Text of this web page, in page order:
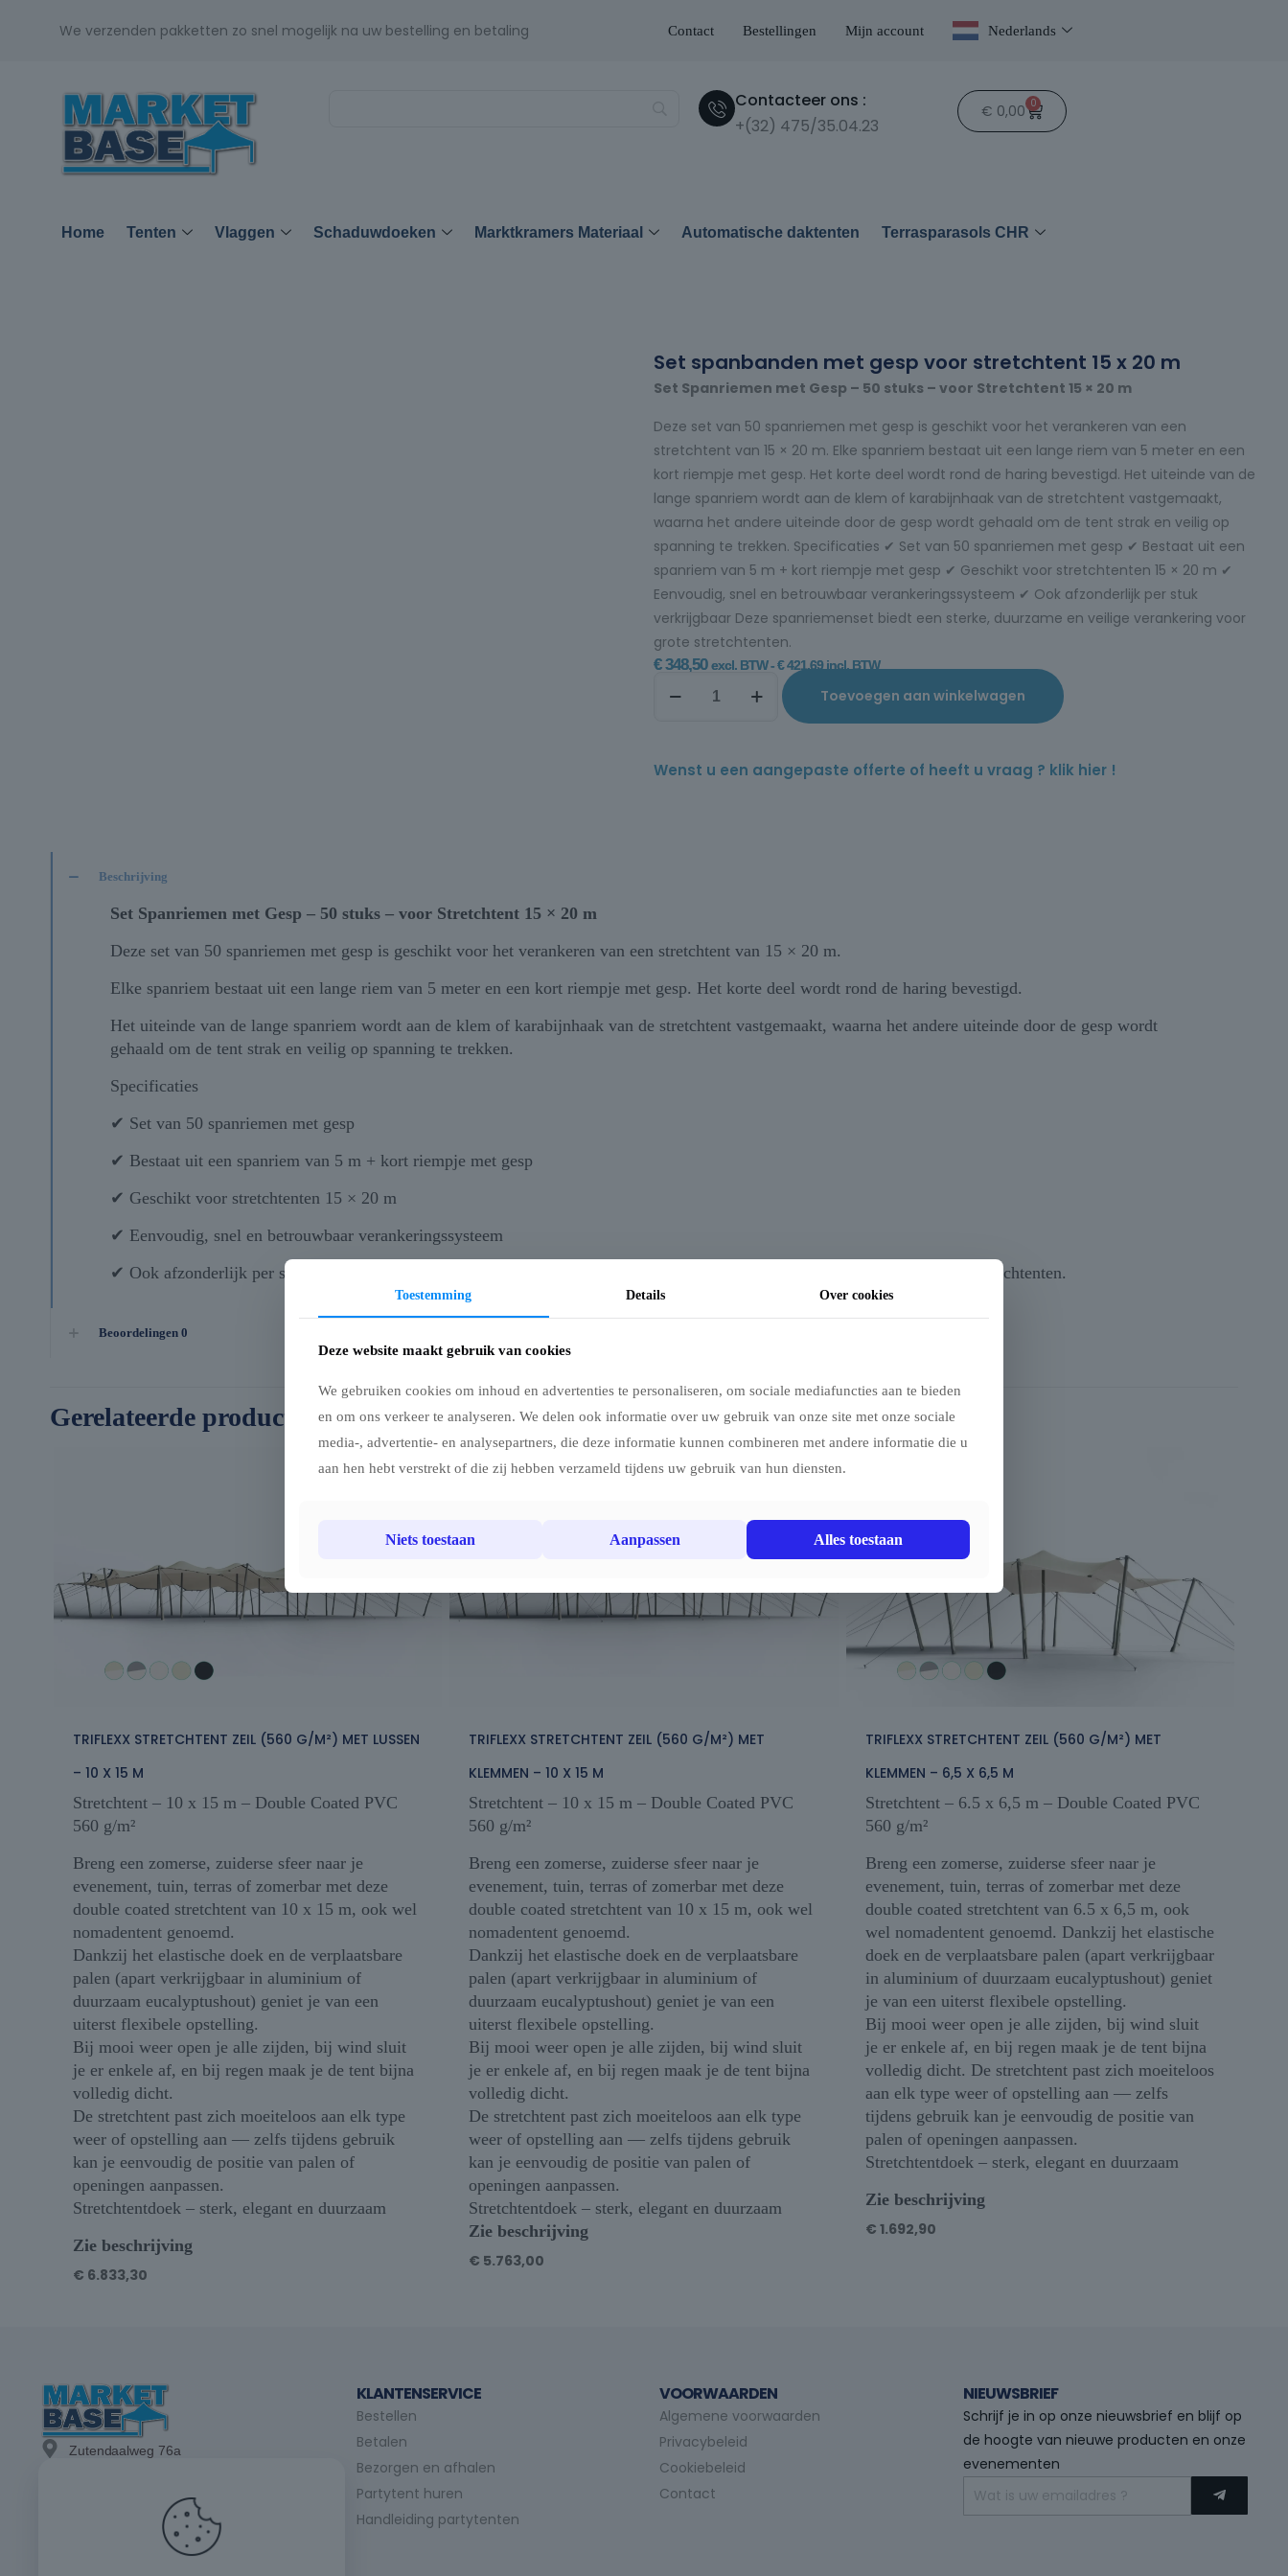
We verzenden pakketten zo snel mogelijk na uw bestelling en betaling Contact Bestellingen Mijn account Nederlands
Contacteer ons :
+(32) 475/35.04.23
€ 0,00 0
Home Tenten Vlaggen Schaduwdoeken Marktkramers Materiaal Automatische daktenten Terrasparasols CHR
Set spanbanden met gesp voor stretchtent 15 x 20 m
Set Spanriemen met Gesp – 50 stuks – voor Stretchtent 15 × 20 m
Deze set van 50 spanriemen met gesp is geschikt voor het verankeren van een
stretchtent van 15 × 20 m. Elke spanriem bestaat uit een lange riem van 5 meter en een
kort riempje met gesp. Het korte deel wordt rond de haring bevestigd. Het uiteinde van de
lange spanriem wordt aan de klem of karabijnhaak van de stretchtent vastgemaakt,
waarna het andere uiteinde door de gesp wordt gehaald om de tent strak en veilig op
spanning te trekken. Specificaties ✔ Set van 50 spanriemen met gesp ✔ Bestaat uit een
spanriem van 5 m + kort riempje met gesp ✔ Geschikt voor stretchtenten 15 × 20 m ✔
Eenvoudig, snel en betrouwbaar verankeringssysteem ✔ Ook afzonderlijk per stuk
verkrijgbaar Deze spanriemenset biedt een sterke, duurzame en veilige verankering voor
grote stretchtenten.
€348,50 excl. BTW -€421,69incl. BTW
Toevoegen aan winkelwagen
Wenst u een aangepaste offerte of heeft u vraag ? klik hier !
Beschrijving
Set Spanriemen met Gesp – 50 stuks – voor Stretchtent 15 × 20 m
Deze set van 50 spanriemen met gesp is geschikt voor het verankeren van een stretchtent van 15 × 20 m.
Elke spanriem bestaat uit een lange riem van 5 meter en een kort riempje met gesp. Het korte deel wordt rond de haring bevestigd.
Het uiteinde van de lange spanriem wordt aan de klem of karabijnhaak van de stretchtent vastgemaakt, waarna het andere uiteinde door de gesp wordt
gehaald om de tent strak en veilig op spanning te trekken.
Specificaties
✔ Set van 50 spanriemen met gesp
✔ Bestaat uit een spanriem van 5 m + kort riempje met gesp
✔ Geschikt voor stretchtenten 15 × 20 m
✔ Eenvoudig, snel en betrouwbaar verankeringssysteem
✔ Ook afzonderlijk per stuk verkrijgbaar Deze spanriemenset biedt een sterke, duurzame en veilige verankering voor grote stretchtenten.
Beoordelingen 0
Gerelateerde producten
TRIFLEXX STRETCHTENT ZEIL (560 G/M²) MET LUSSEN
– 10 X 15 M
Stretchtent – 10 x 15 m – Double Coated PVC
560 g/m²
Breng een zomerse, zuiderse sfeer naar je
evenement, tuin, terras of zomerbar met deze
double coated stretchtent van 10 x 15 m, ook wel
nomadentent genoemd.
Dankzij het elastische doek en de verplaatsbare
palen (apart verkrijgbaar in aluminium of
duurzaam eucalyptushout) geniet je van een
uiterst flexibele opstelling.
Bij mooi weer open je alle zijden, bij wind sluit
je er enkele af, en bij regen maak je de tent bijna
volledig dicht.
De stretchtent past zich moeiteloos aan elk type
weer of opstelling aan — zelfs tijdens gebruik
kan je eenvoudig de positie van palen of
openingen aanpassen.
Stretchtentdoek – sterk, elegant en duurzaam
Zie beschrijving
€ 6.833,30
TRIFLEXX STRETCHTENT ZEIL (560 G/M²) MET
KLEMMEN – 10 X 15 M
Stretchtent – 10 x 15 m – Double Coated PVC
560 g/m²
Breng een zomerse, zuiderse sfeer naar je
evenement, tuin, terras of zomerbar met deze
double coated stretchtent van 10 x 15 m, ook wel
nomadentent genoemd.
Dankzij het elastische doek en de verplaatsbare
palen (apart verkrijgbaar in aluminium of
duurzaam eucalyptushout) geniet je van een
uiterst flexibele opstelling.
Bij mooi weer open je alle zijden, bij wind sluit
je er enkele af, en bij regen maak je de tent bijna
volledig dicht.
De stretchtent past zich moeiteloos aan elk type
weer of opstelling aan — zelfs tijdens gebruik
kan je eenvoudig de positie van palen of
openingen aanpassen.
Stretchtentdoek – sterk, elegant en duurzaam
Zie beschrijving
€ 5.763,00
TRIFLEXX STRETCHTENT ZEIL (560 G/M²) MET
KLEMMEN – 6,5 X 6,5 M
Stretchtent – 6.5 x 6,5 m – Double Coated PVC
560 g/m²
Breng een zomerse, zuiderse sfeer naar je
evenement, tuin, terras of zomerbar met deze
double coated stretchtent van 6.5 x 6,5 m, ook
wel nomadentent genoemd. Dankzij het elastische
doek en de verplaatsbare palen (apart verkrijgbaar
in aluminium of duurzaam eucalyptushout) geniet
je van een uiterst flexibele opstelling.
Bij mooi weer open je alle zijden, bij wind sluit
je er enkele af, en bij regen maak je de tent bijna
volledig dicht. De stretchtent past zich moeiteloos
aan elk type weer of opstelling aan — zelfs
tijdens gebruik kan je eenvoudig de positie van
palen of openingen aanpassen.
Stretchtentdoek – sterk, elegant en duurzaam
Zie beschrijving
€ 1.692,90
Zutendaalweg 76a
info@marketbase.be
+(32) 89/49.21.15
KLANTENSERVICE
Bestellen
Betalen
Bezorgen en afhalen
Partytent huren
Handleiding partytenten
VOORWAARDEN
Algemene voorwaarden
Privacybeleid
Cookiebeleid
Contact
NIEUWSBRIEF
Schrijf je in op onze nieuwsbrief en blijf op
de hoogte van nieuwe producten en onze
evenementen
Toestemming Details Over cookies
Deze website maakt gebruik van cookies
We gebruiken cookies om inhoud en advertenties te personaliseren, om sociale mediafuncties aan te bieden
en om ons verkeer te analyseren. We delen ook informatie over uw gebruik van onze site met onze sociale
media-, advertentie- en analysepartners, die deze informatie kunnen combineren met andere informatie die u
aan hen hebt verstrekt of die zij hebben verzameld tijdens uw gebruik van hun diensten.
Niets toestaan Aanpassen Alles toestaan